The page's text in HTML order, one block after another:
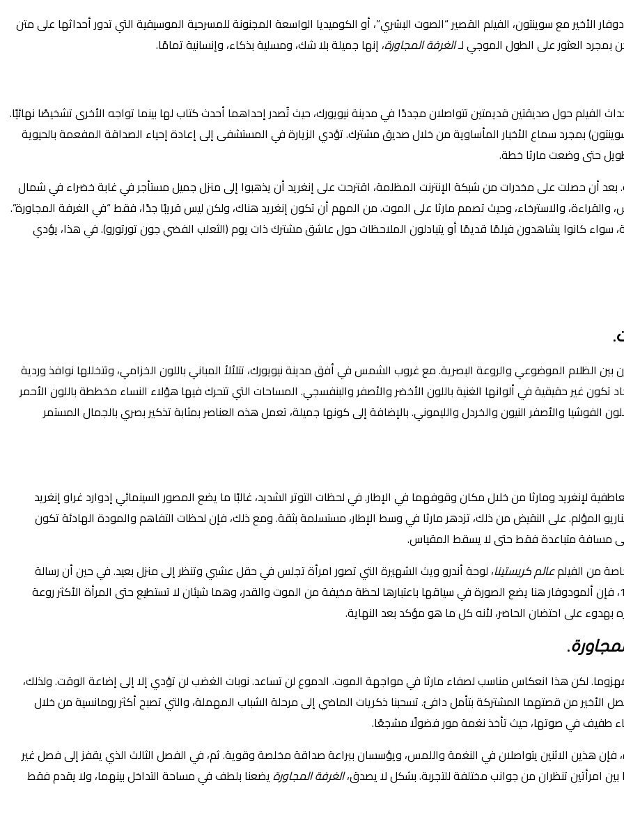
الأخير مع سوينتون، الفيلم القصير “الصوت البشري”، أو الكوميديا ​​الواسعة المجنونة للمسرحية الموسيقية التي تدور أحداثها على متن
بمجرد العثور على الطول الموجي لـالغرفة المجاورة، إنها جميلة بلا شك، ومسلية بذكاء، وإنسانية تمامًا.
الفيلم حول صديقتين قديمتين تتواصلان مجددًا في مدينة نيويورك، حيث تُصدر إحداهما أحدث كتاب لها بينما تواجه الأخرى تشخيصًا نهائيًا.
(سوينتون) بمجرد سماع الأخبار المأساوية من خلال صديق مشترك. تؤدي الزيارة في المستشفى إلى إعادة إحياء الصداقة المفعمة بالحيوية
حتى وضعت مارثا خطة.
بعد أن حصلت على مخدرات من شبكة الإنترنت المظلمة، اقترحت على إنغريد أن يذهبوا إلى منزل جميل مستأجر في غابة خضراء في شمال
والاسترخاء، وحيث تصمم مارثا على الموت. من المهم أن تكون إنغريد هناك، ولكن ليس قريبًا جدًا، فقط “في الغرفة المجاورة”.
كانوا يشاهدون فيلمًا قديمًا أو يتبادلون الملاحظات حول عاشق مشترك ذات يوم (الثعلب الفضي جون تورتورو). في هذا، يؤدي
الظلام الموضوعي والروعة البصرية. مع غروب الشمس في أفق مدينة نيويورك، تتلألأ المباني باللون الخزامي، وتتخللها نوافذ وردية
غير حقيقية في ألوانها الغنية باللون الأخضر والأصفر والبنفسجي. المساحات التي تتحرك فيها هؤلاء النساء مخططة باللون الأحمر
الفوشيا والأصفر النيون والخردل والليموني. بالإضافة إلى كونها جميلة، تعمل هذه العناصر بمثابة تذكير بصري بالجمال المستمر
لإنغريد ومارثا من خلال مكان وقوفهما في الإطار. في لحظات التوتر الشديد، غالبًا ما يضع المصور السينمائي إدوارد غراو إنغريد
المؤلم. على النقيض من ذلك، تزدهر مارثا في وسط الإطار، مستسلمة بثقة. ومع ذلك، فإن لحظات التفاهم والمودة الهادئة تكون
على مسافة متباعدة فقط حتى لا يسقط المقياس.
من الفيلمعالم كريستينا، لوحة أندرو ويث الشهيرة التي تصور امرأة تجلس في حقل عشبي وتنظر إلى منزل بعيد. في حين أن رسالة
(وسياسة) تلك اللوحة قد نوقشت منذ ظهورها لأول مرة في عام 1948، فإن ألمودوفار هنا يضع الصورة في سياقها باعتبارها لحظة مخيفة من الموت والقدر، وهما شيئان لا تستطيع حتى المرأة الأكثر روعة
على احتضان الحاضر، لأنه كل ما هو مؤكد بعد النهاية.
.
لكن هذا انعكاس مناسب لصفاء مارثا في مواجهة الموت. الدموع لن تساعد. نوبات الغضب لن تؤدي إلا إلى إضاعة الوقت. ولذلك،
الأخير من قصتهما المشتركة بتأمل دافئ. تسحبنا ذكريات الماضي إلى مرحلة الشباب المهملة، والتي تصبح أكثر رومانسية من خلال
طفيف في صوتها، حيث تأخذ نغمة مور فضولًا مشجعًا.
هذين الاثنين يتواصلان في النغمة واللمس، ويؤسسان ببراعة صداقة مخلصة وقوية. ثم، في الفصل الثالث الذي يقفز إلى فصل غير
بين امرأتين تنظران من جوانب مختلفة للتجربة. بشكل لا يصدق،الغرفة المجاورةيضعنا بلطف في مساحة التداخل بينهما، ولا يقدم فقط